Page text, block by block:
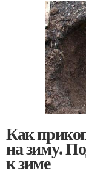
Как
на зиму.
к зиме